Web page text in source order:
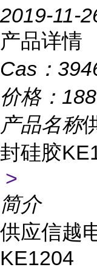
2019-11-
产品详情
Cas：
价格： 188
产品名称
封硅胶
>
简介
供应信越
KE1204